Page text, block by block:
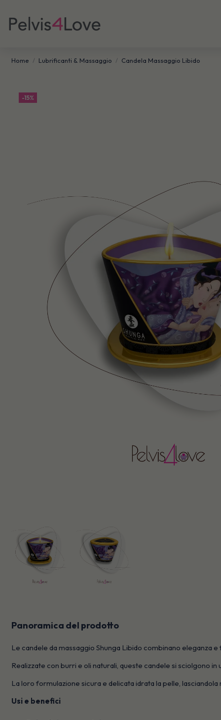
Home Lubrificanti & Massaggio Candela Massaggio Libido
-15%
Panoramica del prodotto
Le candele da massaggio Shunga Libido combinano eleganza
Realizzate con burri e oli naturali, queste candele si sciolgono
La loro formulazione sicura e delicata idrata la pelle,
Usi e benefici